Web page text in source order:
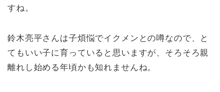
すね。
鈴木亮平さんは子煩悩でイクメンとの噂なので、と
てもいい子に育っていると思いますが、そろそろ親
離れし始める年頃かも知れませんね。